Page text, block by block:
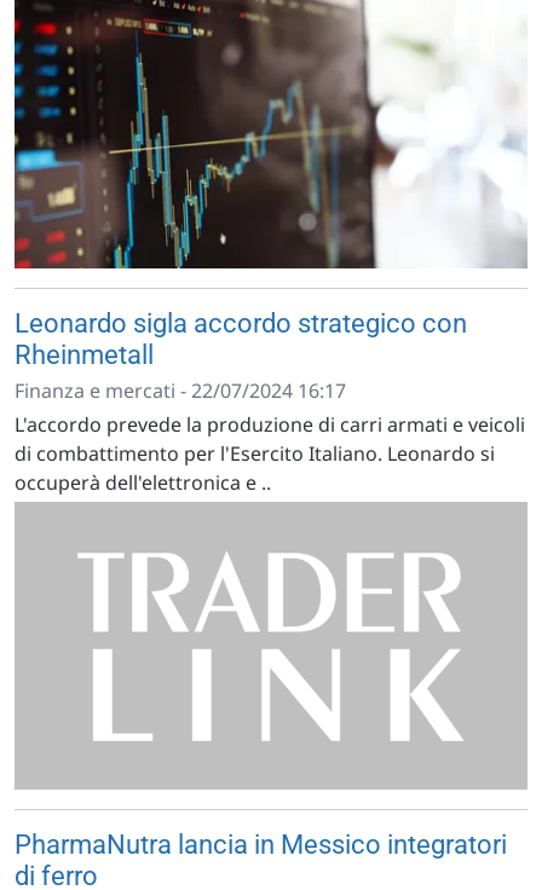
Leonardo sigla accordo strategico con
Rheinmetall
Finanza e mercati - 22/07/2024 16:17
L'accordo prevede la produzione di carri armati e veicoli
di combattimento per l'Esercito Italiano. Leonardo si
occuperà dell'elettronica e ..
PharmaNutra lancia in Messico integratori
di ferro